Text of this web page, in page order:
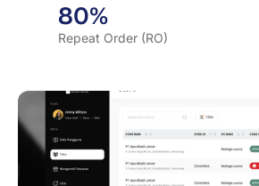
80%
Repeat Order (RO)